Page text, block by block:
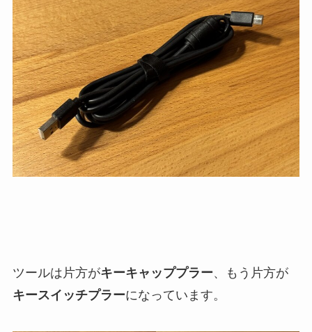
ツールは片方がキーキャッププラー、もう片方が
キースイッチプラーになっています。